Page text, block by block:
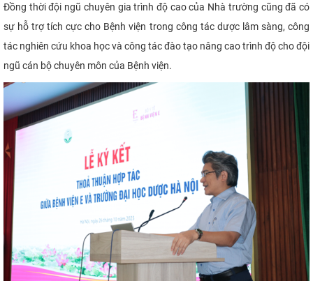
Đồng thời đội ngũ chuyên gia trình độ cao của Nhà trường cũng đã có
sự hỗ trợ tích cực cho Bệnh viện trong công tác dược lâm sàng, công
tác nghiên cứu khoa học và công tác đào tạo nâng cao trình độ cho đội
ngũ cán bộ chuyên môn của Bệnh viện.